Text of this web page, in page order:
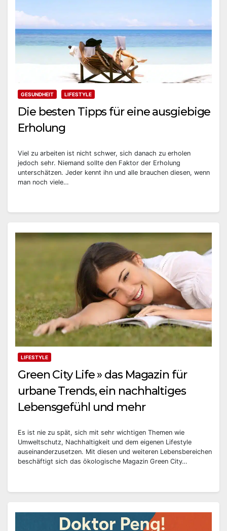
GESUNDHEIT LIFESTYLE
Die besten Tipps für eine ausgiebige
Erholung
Viel zu arbeiten ist nicht schwer, sich danach zu erholen
jedoch sehr. Niemand sollte den Faktor der Erholung
unterschätzen. Jeder kennt ihn und alle brauchen diesen, wenn
man noch viele…
LIFESTYLE
Green City Life » das Magazin für
urbane Trends, ein nachhaltiges
Lebensgefühl und mehr
Es ist nie zu spät, sich mit sehr wichtigen Themen wie
Umweltschutz, Nachhaltigkeit und dem eigenen Lifestyle
auseinanderzusetzen. Mit diesen und weiteren Lebensbereichen
beschäftigt sich das ökologische Magazin Green City…